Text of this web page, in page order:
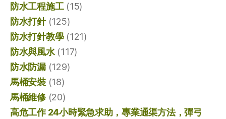
防水工程施工(15)
防水打針(125)
防水打針教學(121)
防水與風水(117)
防水防漏(129)
馬桶安裝(18)
馬桶維修(20)
高危工作 24小時緊急求助，專業通渠方法，彈弓